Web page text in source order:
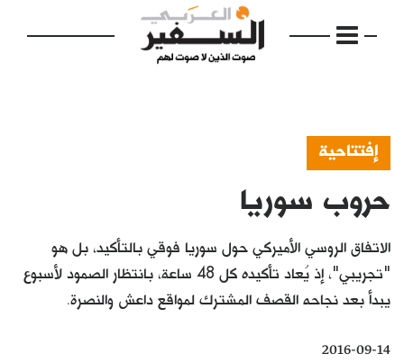
الرئيسية
إفتتاحية
فكرة
دفاتر
إفتتاحية
حروب سوريا
الاتفاق الروسي الأميركي حول سوريا فوقي بالتأكيد، بل هو
"تجريبي"، إذ يُعاد تأكيده كل 48 ساعة، بانتظار الصمود لأسبوع
يبدأ بعد نجاحه القصف المشترك لمواقع داعش والنصرة.
2016-09-14